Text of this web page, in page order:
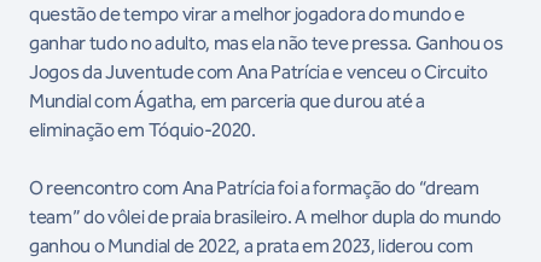
questão de tempo virar a melhor jogadora do mundo e
ganhar tudo no adulto, mas ela não teve pressa. Ganhou os
Jogos da Juventude com Ana Patrícia e venceu o Circuito
Mundial com Ágatha, em parceria que durou até a
eliminação em Tóquio-2020.
O reencontro com Ana Patrícia foi a formação do “dream
team” do vôlei de praia brasileiro. A melhor dupla do mundo
ganhou o Mundial de 2022, a prata em 2023, liderou com